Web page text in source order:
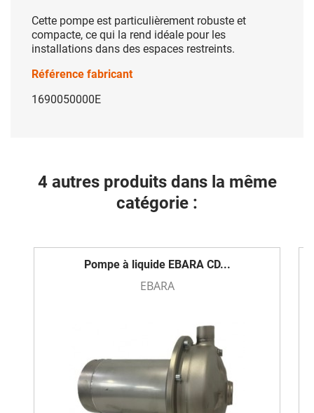
Cette pompe est particulièrement robuste et
compacte, ce qui la rend idéale pour les
installations dans des espaces restreints.
Référence fabricant
1690050000E
4 autres produits dans la même
catégorie :
Pompe à liquide EBARA CD...
EBARA